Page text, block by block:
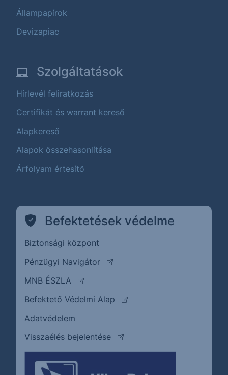
Állampapírok
Devizapiac
Szolgáltatások
Hírlevél feliratkozás
Certifikát és warrant kereső
Alapkereső
Alapok összehasonlítása
Árfolyam értesítő
Befektetések védelme
Biztonsági központ
Pénzügyi Navigátor
(külső oldalra ugrik)
MNB ÉSZLA
(külső oldalra ugrik)
Befektető Védelmi Alap
(külső oldalra ugrik)
Adatvédelem
Visszaélés bejelentése
(külső oldalra ugrik)